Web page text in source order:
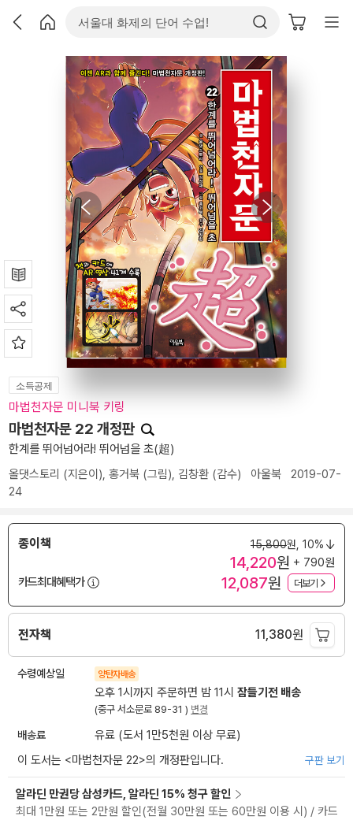
소득공제
마법천자문 미니북 키링
마법천자문 22 개정판
한계를 뛰어넘어라! 뛰어넘을 초(超)
올댓스토리 (지은이), 홍거북 (그림), 김창환 (감수) 아울북 2019-07-
24
종이책 15,800원, 10%
14,220원 + 790원
카드최대혜택가
12,087원 더보기
전자책 11,380원
수령예상일 양탄자배송
오후 1시까지 주문하면 밤 11시 잠들기전 배송
(중구 서소문로 89-31 ) 변경
배송료
유료 (도서 1만5천원 이상 무료)
이 도서는 <마법천자문 22>의 개정판입니다. 구판 보기
알라딘 만권당 삼성카드, 알라딘 15% 청구 할인
최대 1만원 또는 2만원 할인(전월 30만원 또는 60만원 이용 시) / 카드